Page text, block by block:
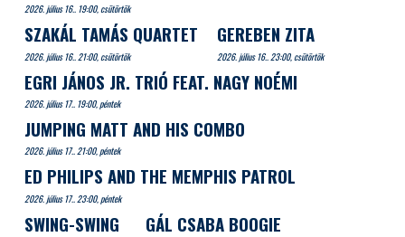
2026. július 16.. 19:00, csütörtök
SZAKÁL TAMÁS QUARTET
2026. július 16.. 21:00, csütörtök
GEREBEN ZITA
2026. július 16.. 23:00, csütörtök
EGRI JÁNOS JR. TRIÓ FEAT. NAGY NOÉMI
2026. július 17.. 19:00, péntek
JUMPING MATT AND HIS COMBO
2026. július 17.. 21:00, péntek
ED PHILIPS AND THE MEMPHIS PATROL
2026. július 17.. 23:00, péntek
SWING-SWING GÁL CSABA BOOGIE